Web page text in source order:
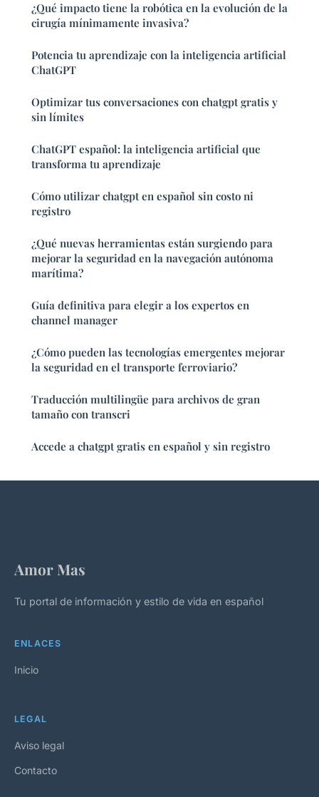
¿Qué impacto tiene la robótica en la evolución de la
cirugía mínimamente invasiva?
Potencia tu aprendizaje con la inteligencia artificial
ChatGPT
Optimizar tus conversaciones con chatgpt gratis y
sin límites
ChatGPT español: la inteligencia artificial que
transforma tu aprendizaje
Cómo utilizar chatgpt en español sin costo ni
registro
¿Qué nuevas herramientas están surgiendo para
mejorar la seguridad en la navegación autónoma
marítima?
Guía definitiva para elegir a los expertos en
channel manager
¿Cómo pueden las tecnologías emergentes mejorar
la seguridad en el transporte ferroviario?
Traducción multilingüe para archivos de gran
tamaño con transcri
Accede a chatgpt gratis en español y sin registro
Amor Mas
Tu portal de información y estilo de vida en español
ENLACES
Inicio
LEGAL
Aviso legal
Contacto